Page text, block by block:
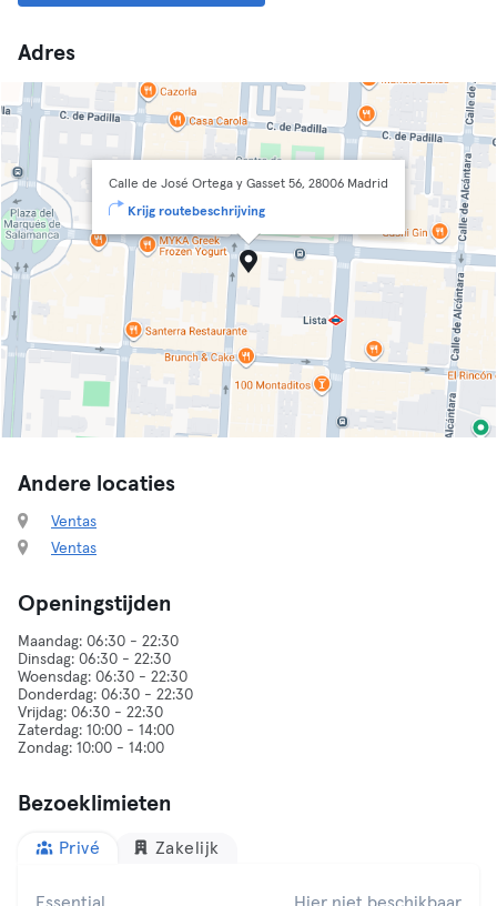
Adres
Calle de José Ortega y Gasset 56, 28006 Madrid
Krijg routebeschrijving
Andere locaties
Ventas
Ventas
Openingstijden
Maandag: 06:30 - 22:30
Dinsdag: 06:30 - 22:30
Woensdag: 06:30 - 22:30
Donderdag: 06:30 - 22:30
Vrijdag: 06:30 - 22:30
Zaterdag: 10:00 - 14:00
Bezoeklimieten
Privé Zakelijk